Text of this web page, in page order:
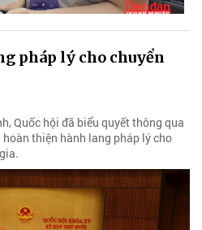
pháp lý cho chuyển
Quốc hội đã biểu quyết thông qua
thiện hành lang pháp lý cho